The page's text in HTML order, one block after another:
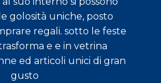
golosità uniche, posto
regali. sotto le feste
e e in vetrina
ed articoli unici di gran
gusto